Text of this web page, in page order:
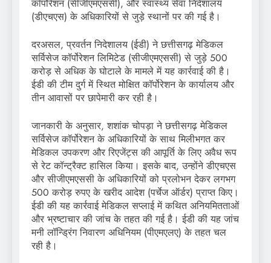
कॉर्पोरेशन (सीजीएमएससी), और स्वास्थ्य सेवा निदेशालय
(डीएचएस) के अधिकारियों से जुड़े स्थानों पर की गई है।
दरअसल, प्रवर्तन निदेशालय (ईडी) ने छत्तीसगढ़ मेडिकल
सर्विसेज कॉर्पोरेशन लिमिटेड (सीजीएमएससी) से जुड़े 500
करोड़ से अधिक के घोटाले के मामले में यह कार्रवाई की है।
ईडी की टीम दुर्ग में स्थित मोक्षित कॉर्पोरेशन के कार्यालय और
तीन आवासों पर छापेमारी कर रही है।
जानकारी के अनुसार, शशांक चोपड़ा ने छत्तीसगढ़ मेडिकल
सर्विसेज कॉर्पोरेशन के अधिकारियों के साथ मिलीभगत कर
मेडिकल उपकरण और रिएजेंट्स की आपूर्ति के लिए अवैध रूप
से रेट कॉन्ट्रैक्ट हासिल किया। इसके बाद, उन्होंने डीएचएस
और सीजीएमएससी के अधिकारियों को प्रलोभन देकर लगभग
500 करोड़ रुपए के खरीद आदेश (पर्चेज ऑर्डर) प्राप्त किए।
ईडी की यह कार्रवाई मेडिकल सप्लाई में कथित अनियमितताओं
और भ्रष्टाचार की जांच के तहत की गई है। ईडी की यह जांच
मनी लॉन्ड्रिंग निवारण अधिनियम (पीएमएलए) के तहत चल
रही है।